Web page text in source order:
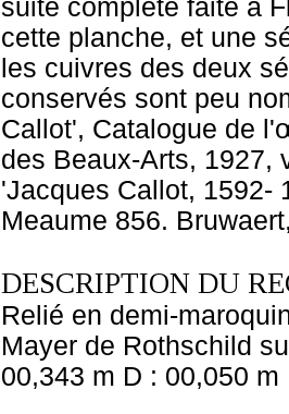
suite complète faite à
cette planche, et une
les cuivres des deux
conservés sont peu
Callot', Catalogue de
des Beaux-Arts, 1927,
'Jacques Callot, 1592-
Meaume 856.
DESCRIPTION DU
Relié en demi-
Mayer de Rothschild
00,343 m D : 00,050